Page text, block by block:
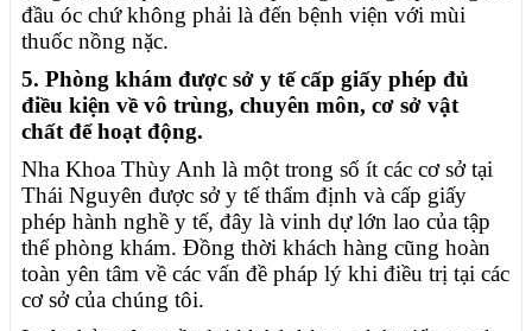
đầu óc chứ không phải là đến bệnh viện với mùi
thuốc nồng nặc.
5. Phòng khám được sở y tế cấp giấy phép đủ
điều kiện về vô trùng, chuyên môn, cơ sở vật
chất để hoạt động.
Nha Khoa Thùy Anh là một trong số ít các cơ sở tại
Thái Nguyên được sở y tế thẩm định và cấp giấy
phép hành nghề y tế, đây là vinh dự lớn lao của tập
thể phòng khám. Đồng thời khách hàng cũng hoàn
toàn yên tâm về các vấn đề pháp lý khi điều trị tại các
cơ sở của chúng tôi.